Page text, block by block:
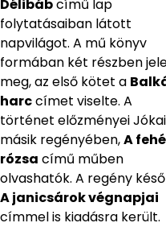
Délibábcímű lap
folytatásaiban látott
napvilágot. A mű könyv
formában két részben
meg, az első kötet a
harccímet viselte. A
történet előzményei Jókai
másik regényében,A
rózsa című műben
olvashatók. A regény
A janicsárok végnapjai
címmel is kiadásra került.